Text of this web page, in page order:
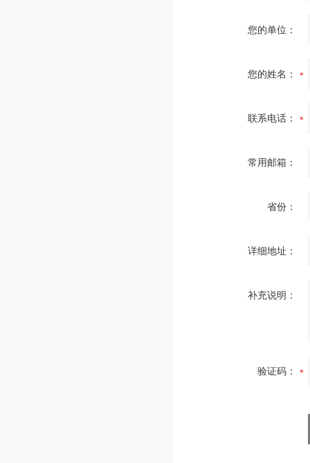
您的单位：
您的姓名：
联系电话：
常用邮箱：
省份：
详细地址：
补充说明：
验证码：